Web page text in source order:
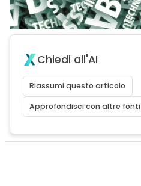
Chiedi all'AI
Riassumi questo articolo
Approfondisci con altre fonti